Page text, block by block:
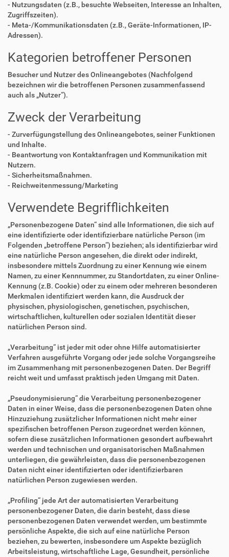
- Nutzungsdaten (z.B., besuchte Webseiten, Interesse an Inhalten,
Zugriffszeiten).
- Meta-/Kommunikationsdaten (z.B., Geräte-Informationen, IP-
Adressen).
Kategorien betroffener Personen
Besucher und Nutzer des Onlineangebotes (Nachfolgend
bezeichnen wir die betroffenen Personen zusammenfassend
auch als „Nutzer“).
Zweck der Verarbeitung
- Zurverfügungstellung des Onlineangebotes, seiner Funktionen
und Inhalte.
- Beantwortung von Kontaktanfragen und Kommunikation mit
Nutzern.
- Sicherheitsmaßnahmen.
- Reichweitenmessung/Marketing
Verwendete Begrifflichkeiten
„Personenbezogene Daten“ sind alle Informationen, die sich auf
eine identifizierte oder identifizierbare natürliche Person (im
Folgenden „betroffene Person“) beziehen; als identifizierbar wird
eine natürliche Person angesehen, die direkt oder indirekt,
insbesondere mittels Zuordnung zu einer Kennung wie einem
Namen, zu einer Kennnummer, zu Standortdaten, zu einer Online-
Kennung (z.B. Cookie) oder zu einem oder mehreren besonderen
Merkmalen identifiziert werden kann, die Ausdruck der
physischen, physiologischen, genetischen, psychischen,
wirtschaftlichen, kulturellen oder sozialen Identität dieser
natürlichen Person sind.
„Verarbeitung“ ist jeder mit oder ohne Hilfe automatisierter
Verfahren ausgeführte Vorgang oder jede solche Vorgangsreihe
im Zusammenhang mit personenbezogenen Daten. Der Begriff
reicht weit und umfasst praktisch jeden Umgang mit Daten.
„Pseudonymisierung“ die Verarbeitung personenbezogener
Daten in einer Weise, dass die personenbezogenen Daten ohne
Hinzuziehung zusätzlicher Informationen nicht mehr einer
spezifischen betroffenen Person zugeordnet werden können,
sofern diese zusätzlichen Informationen gesondert aufbewahrt
werden und technischen und organisatorischen Maßnahmen
unterliegen, die gewährleisten, dass die personenbezogenen
Daten nicht einer identifizierten oder identifizierbaren
natürlichen Person zugewiesen werden.
„Profiling“ jede Art der automatisierten Verarbeitung
personenbezogener Daten, die darin besteht, dass diese
personenbezogenen Daten verwendet werden, um bestimmte
persönliche Aspekte, die sich auf eine natürliche Person
beziehen, zu bewerten, insbesondere um Aspekte bezüglich
Arbeitsleistung, wirtschaftliche Lage, Gesundheit, persönliche